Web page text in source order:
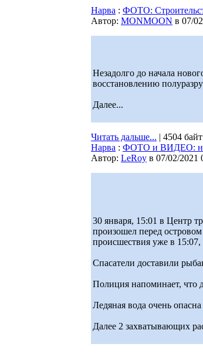
Нарва : ФОТО:
Автор: MONMOON в 07/
Незадолго до начала
восстановлению
Далее...
Читать дальше... | 4504 байт
Нарва : ФОТО и ВИДЕО: на
Автор: LeRoy в 07/02/2021
30 января, 15:01 в Центр
произошел перед
происшествия уже в
Спасатели доставили
Полиция напоминает, что
Ледяная вода очень
Далее 2 захватывающих